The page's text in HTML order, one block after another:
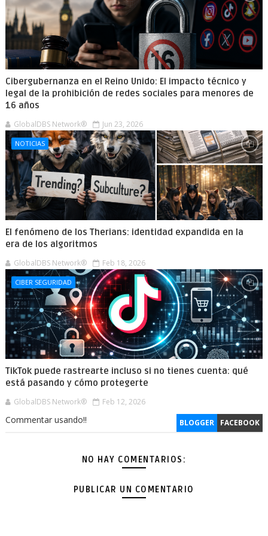
Cibergubernanza en el Reino Unido: El impacto técnico y
legal de la prohibición de redes sociales para menores de
16 años
GlobalDBS Network® Jun 23, 2026
NOTICIAS
El fenómeno de los Therians: identidad expandida en la
era de los algoritmos
GlobalDBS Network® Feb 18, 2026
CIBER SEGURIDAD
TikTok puede rastrearte incluso si no tienes cuenta: qué
está pasando y cómo protegerte
GlobalDBS Network® Feb 12, 2026
BLOGGER FACEBOOK
Commentar usando!!
NO HAY COMENTARIOS:
PUBLICAR UN COMENTARIO